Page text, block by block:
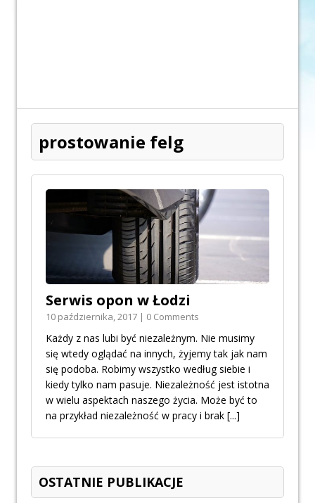
prostowanie felg
Serwis opon w Łodzi
10 października, 2017 | 0 Comments
Każdy z nas lubi być niezależnym. Nie musimy
się wtedy oglądać na innych, żyjemy tak jak nam
się podoba. Robimy wszystko według siebie i
kiedy tylko nam pasuje. Niezależność jest istotna
w wielu aspektach naszego życia. Może być to
na przykład niezależność w pracy i brak [...]
OSTATNIE PUBLIKACJE